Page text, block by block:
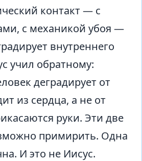
контакт — с
с механикой убоя —
внутреннего
учил обратному:
деградирует от
из сердца, а не от
руки. Эти две
примирить. Одна
И это не Иисус.